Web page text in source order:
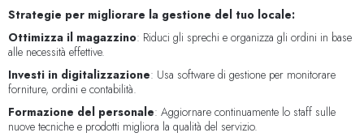
Strategie per migliorare la gestione del tuo locale:
Ottimizza il magazzino: Riduci gli sprechi e organizza gli ordini in base
alle necessità effettive.
Investi in digitalizzazione: Usa software di gestione per monitorare
forniture, ordini e contabilità.
Formazione del personale: Aggiornare continuamente lo staff sulle
nuove tecniche e prodotti migliora la qualità del servizio.